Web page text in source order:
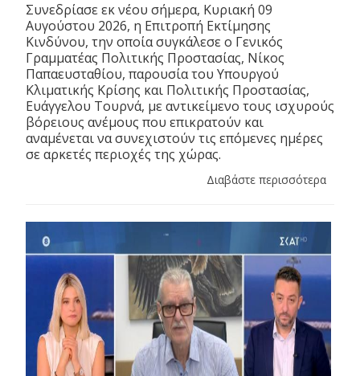
Συνεδρίασε εκ νέου σήμερα, Κυριακή 09
Αυγούστου 2026, η Επιτροπή Εκτίμησης
Κινδύνου, την οποία συγκάλεσε ο Γενικός
Γραμματέας Πολιτικής Προστασίας, Νίκος
Παπαευσταθίου, παρουσία του Υπουργού
Κλιματικής Κρίσης και Πολιτικής Προστασίας,
Ευάγγελου Τουρνά, με αντικείμενο τους ισχυρούς
βόρειους ανέμους που επικρατούν και
αναμένεται να συνεχιστούν τις επόμενες ημέρες
σε αρκετές περιοχές της χώρας.
Διαβάστε περισσότερα